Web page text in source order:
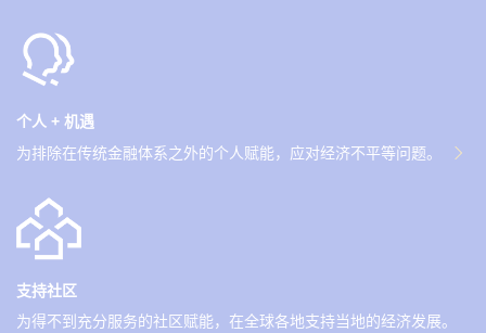
个人 + 机遇
为排除在传统金融体系之外的个人赋能，应对经济不平等问题。
支持社区
为得不到充分服务的社区赋能，在全球各地支持当地的经济发展。